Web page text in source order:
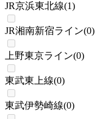
JR京浜東北線(1)
JR湘南新宿ライン(0)
上野東京ライン(0)
東武東上線(0)
東武伊勢崎線(0)